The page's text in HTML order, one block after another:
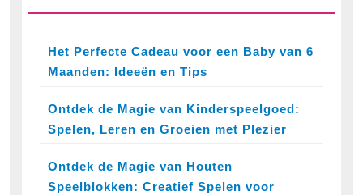
Het Perfecte Cadeau voor een Baby van 6
Maanden: Ideeën en Tips
Ontdek de Magie van Kinderspeelgoed:
Spelen, Leren en Groeien met Plezier
Ontdek de Magie van Houten
Speelblokken: Creatief Spelen voor